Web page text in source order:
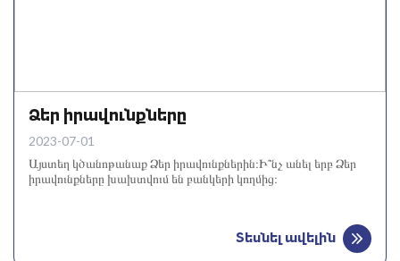
Ձեր իրավունքները
2023-07-01
Այստեղ կծանոթանաք Ձեր իրավունքներին։Ի՞նչ անել երբ Ձեր
իրավունքները խախտվում են բանկերի կողմից։
Տեսնել ավելին